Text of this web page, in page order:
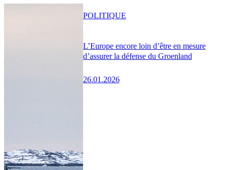
L’Europe encore loin d’être en mesure
d’assurer la défense du Groenland
26.01.2026
POLITIQUE